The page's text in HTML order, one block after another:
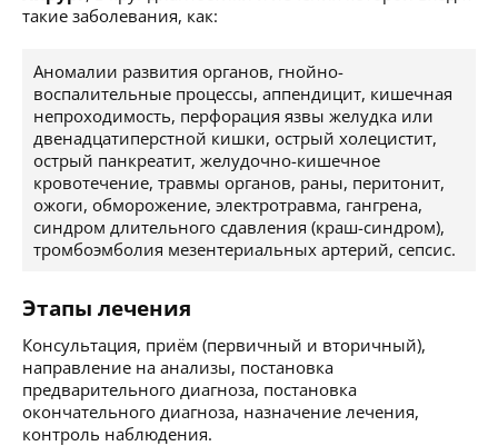
такие заболевания, как:
Аномалии развития органов, гнойно-
воспалительные процессы, аппендицит, кишечная
непроходимость, перфорация язвы желудка или
двенадцатиперстной кишки, острый холецистит,
острый панкреатит, желудочно-кишечное
кровотечение, травмы органов, раны, перитонит,
ожоги, обморожение, электротравма, гангрена,
синдром длительного сдавления (краш-синдром),
тромбоэмболия мезентериальных артерий, сепсис.
Этапы лечения
Консультация, приём (первичный и вторичный),
направление на анализы, постановка
предварительного диагноза, постановка
окончательного диагноза, назначение лечения,
контроль наблюдения.